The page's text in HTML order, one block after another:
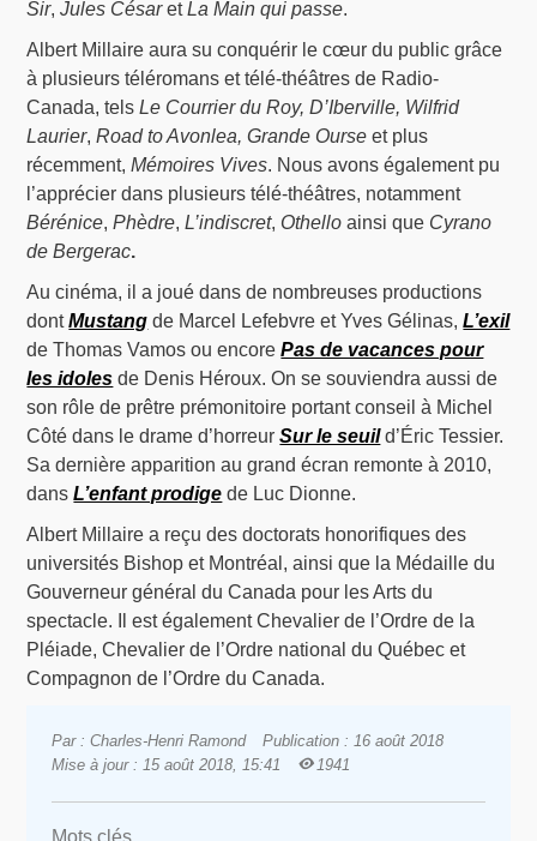
Sir,Jules CésaretLa Main qui passe.
Albert Millaire aura su conquérir le cœur du public grâce
à plusieurs téléromans et télé-théâtres de Radio-
Canada, telsLe Courrier du Roy, D’Iberville, Wilfrid
Laurier,Road to Avonlea, Grande Ourse et plus
récemment,Mémoires Vives. Nous avons également pu
l’apprécier dans plusieurs télé-théâtres, notamment
Bérénice,Phèdre,L’indiscret, Othello ainsi que Cyrano
de Bergerac.
Au cinéma, il a joué dans de nombreuses productions
dontMustang de Marcel Lefebvre et Yves Gélinas,L’exil
de Thomas Vamos ou encorePas de vacances pour
les idoles de Denis Héroux. On se souviendra aussi de
son rôle de prêtre prémonitoire portant conseil à Michel
Côté dans le drame d’horreurSur le seuild’Éric Tessier.
Sa dernière apparition au grand écran remonte à 2010,
dansL’enfant prodige de Luc Dionne.
Albert Millaire a reçu des doctorats honorifiques des
universités Bishop et Montréal, ainsi que la Médaille du
Gouverneur général du Canada pour les Arts du
spectacle. Il est également Chevalier de l’Ordre de la
Pléiade, Chevalier de l’Ordre national du Québec et
Compagnon de l’Ordre du Canada.
Par : Charles-Henri Ramond
Publication : 16 août 2018
Mise à jour : 15 août 2018, 15:41
1941
Mots clés